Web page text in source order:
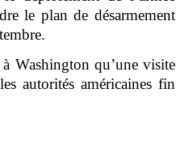
le plan de désarmement
Washington qu’une visite
autorités américaines fin